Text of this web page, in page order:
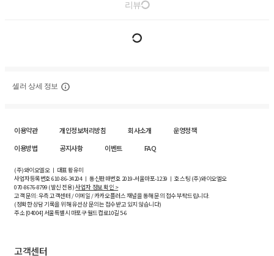
리뷰
셀러 상세 정보
이용약관 개인정보처리방침 회사소개
운영정책
이용방법
공지사항 이벤트 FAQ
(주)와이오엘오 ㅣ 대표 황유미
사업자등록번호610-86-34204ㅣ 통신판매번호 2019-서울마포-1239 ㅣ 호스팅 (주)와이오엘오
070-8676-8799 (발신 전용)사업자 정보 확인 >
고객 문의: 우측 고객센터 / 이메일 / 카카오플러스 채널을 통해 문의 접수 부탁드립니다.
(정확한 상담 기록을 위해 유선상 문의는 접수받고 있지 않습니다)
주소 [04004] 서울특별시 마포구 월드컵로10길5-6
고객센터